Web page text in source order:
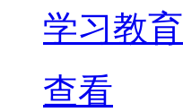
学习教育
查看